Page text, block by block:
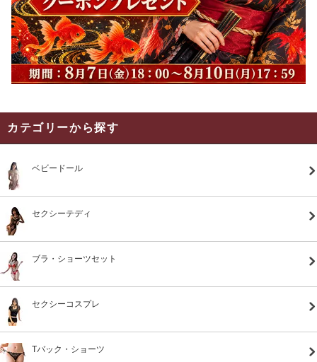
カテゴリーから探す
ベビードール
セクシーテディ
ブラ・ショーツセット
セクシーコスプレ
Tバック・ショーツ